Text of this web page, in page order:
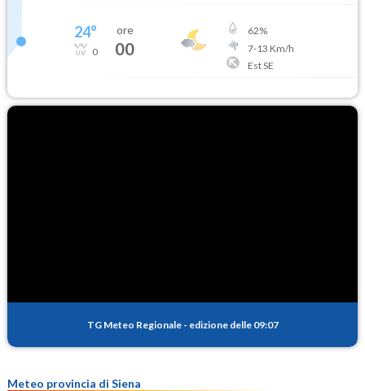
24°
0
ore
00
62%
7-13 Km/h
Est SE
TG Meteo Regionale - edizione delle 09:07
Meteo provincia di Siena